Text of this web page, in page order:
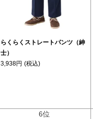
らくらくストレートパンツ（紳
士）
3,938円 (税込)
6位